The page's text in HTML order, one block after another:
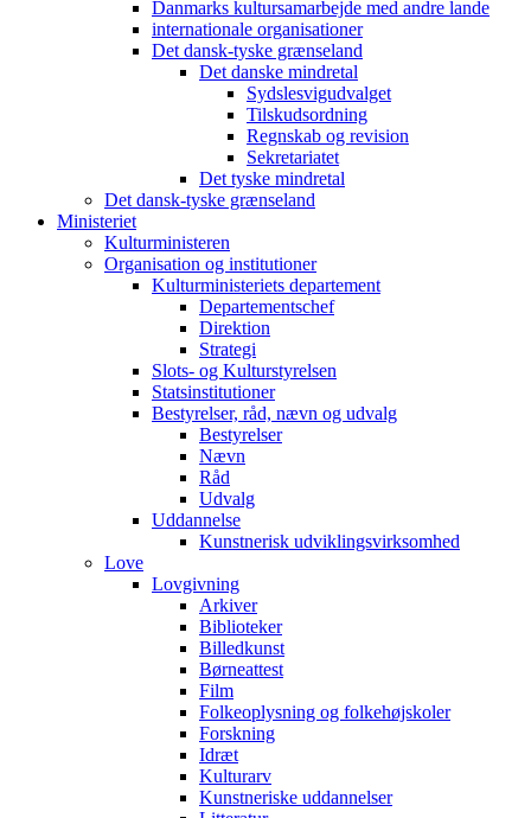
Danmarks kultursamarbejde med andre lande
internationale organisationer
Det dansk-tyske grænseland
Det danske mindretal
Sydslesvigudvalget
Tilskudsordning
Regnskab og revision
Sekretariatet
Det tyske mindretal
Det dansk-tyske grænseland
Ministeriet
Kulturministeren
Organisation og institutioner
Kulturministeriets departement
Departementschef
Direktion
Strategi
Slots- og Kulturstyrelsen
Statsinstitutioner
Bestyrelser, råd, nævn og udvalg
Bestyrelser
Nævn
Råd
Udvalg
Uddannelse
Kunstnerisk udviklingsvirksomhed
Love
Lovgivning
Arkiver
Biblioteker
Billedkunst
Børneattest
Film
Folkeoplysning og folkehøjskoler
Forskning
Idræt
Kulturarv
Kunstneriske uddannelser